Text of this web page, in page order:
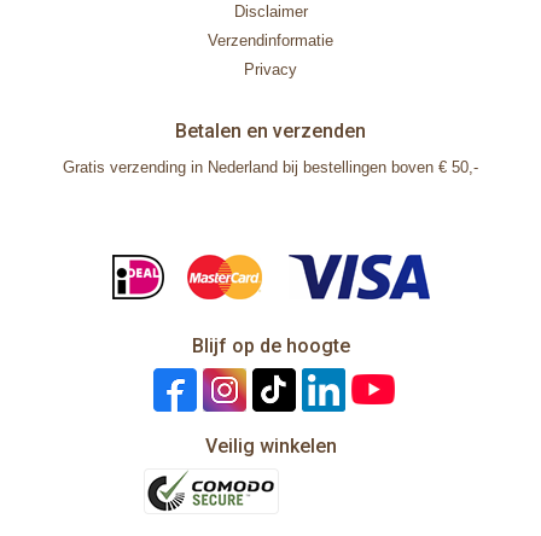
Disclaimer
Verzendinformatie
Privacy
Betalen en verzenden
Gratis verzending in Nederland bij bestellingen boven € 50,-
Blijf op de hoogte
Veilig winkelen